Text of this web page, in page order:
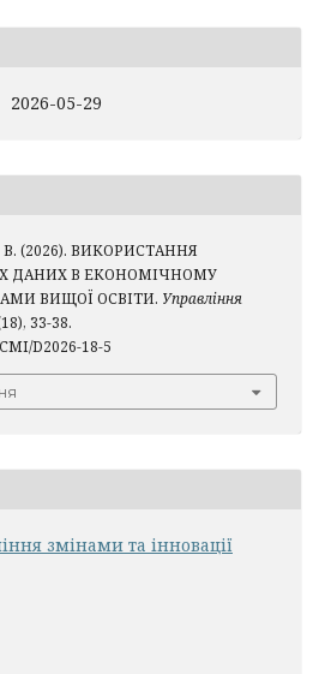
2026-05-29
(2026). ВИКОРИСТАННЯ
ДАНИХ В ЕКОНОМІЧНОМУ
ВИЩОЇ ОСВІТИ. Управління
33-38.
D2026-18-5
змінами та інновації